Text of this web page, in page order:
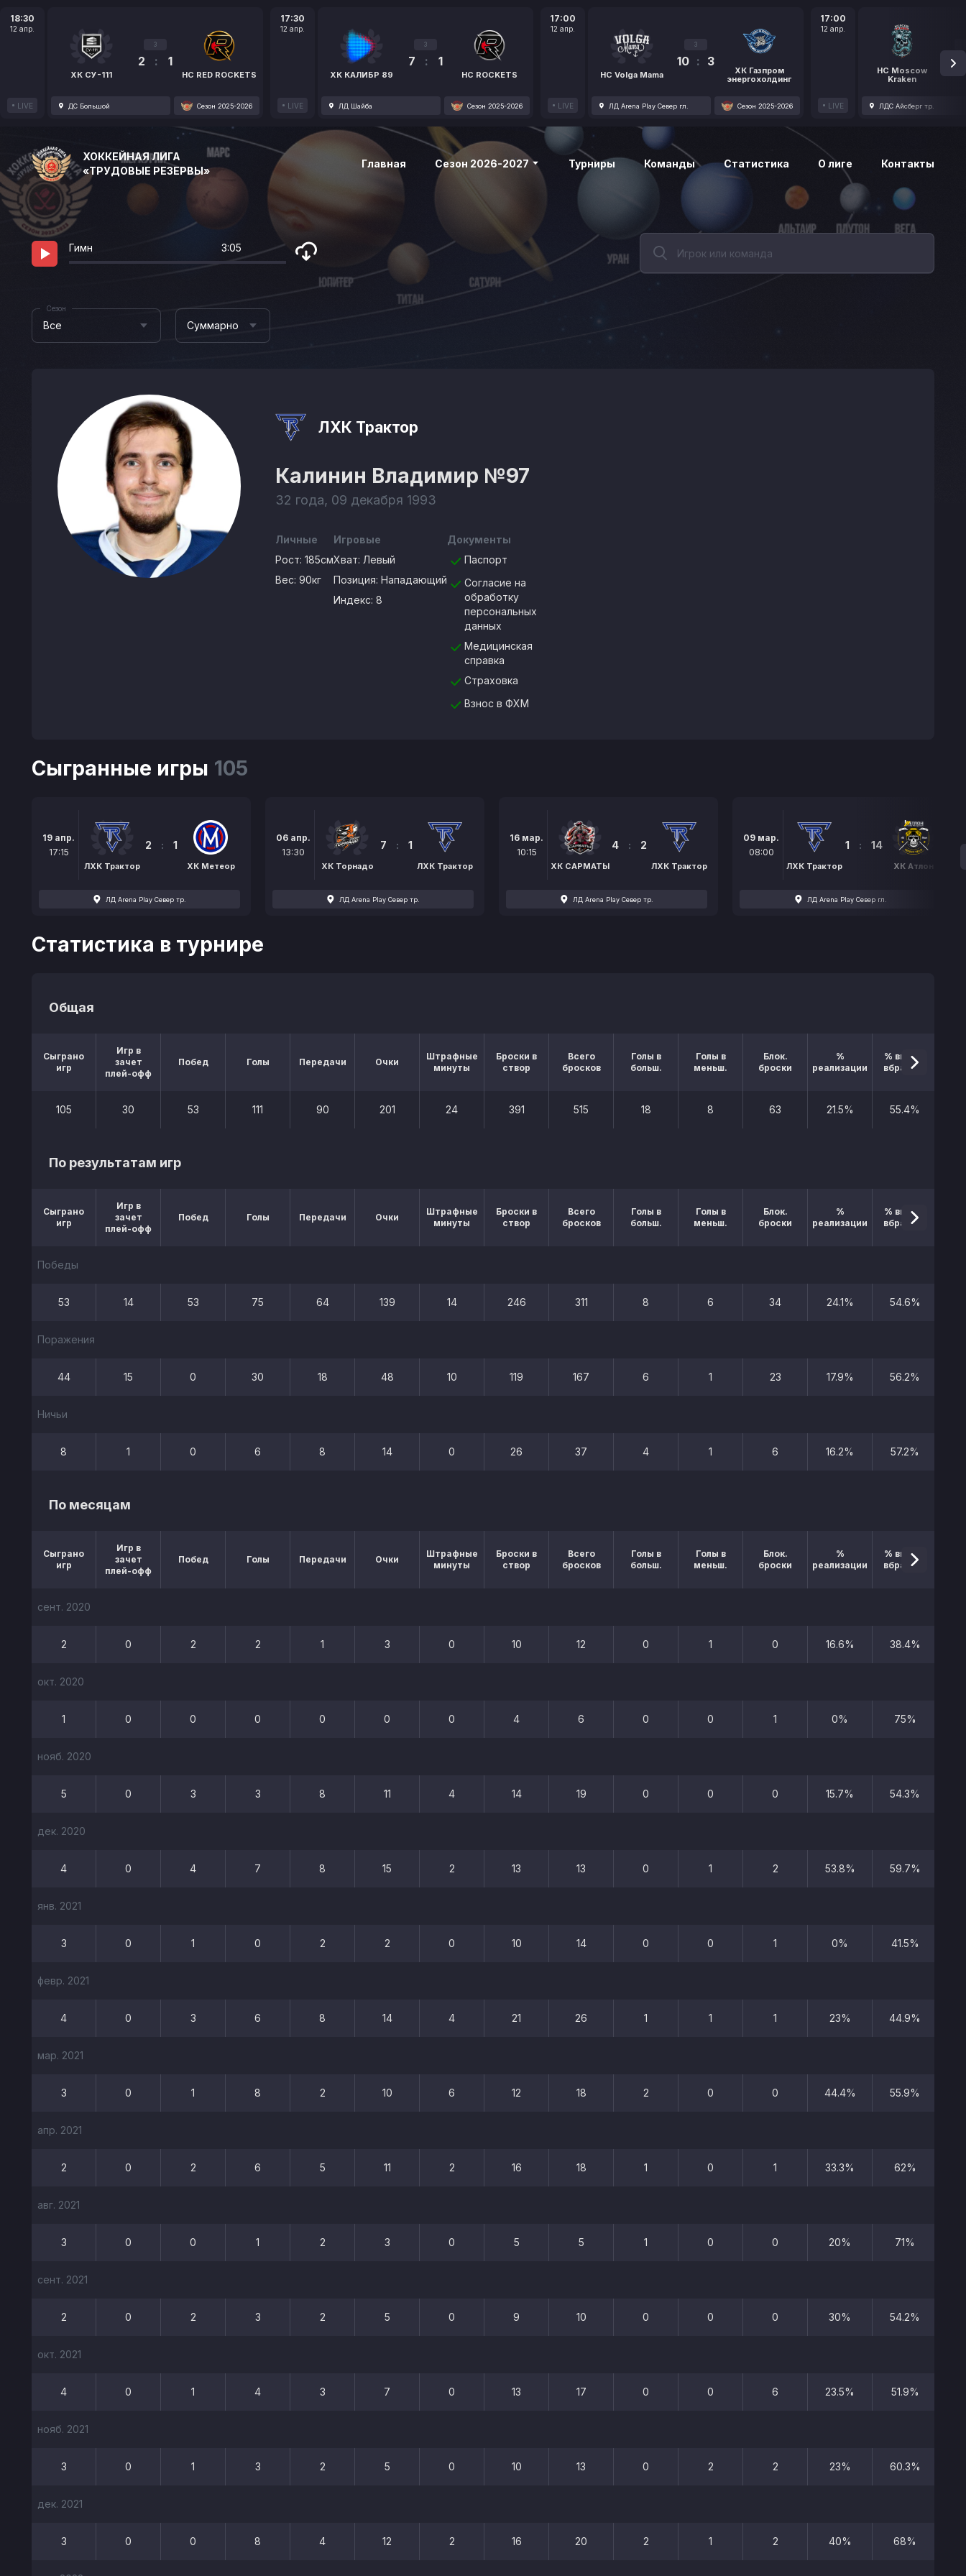
18:30
12 апр.
LIVE
ХК СУ-111
3
2 : 1
HC RED ROCKETS
ДС Большой Сезон 2025-2026
17:30
12 апр.
LIVE
ХК КАЛИБР 89
3
7 : 1
HC ROCKETS
ЛД Шайба Сезон 2025-2026
17:00
12 апр.
LIVE
HC Volga Mama
3
10 : 3
ХК Газпром
энергохолдинг
ЛД Arena Play Север гл. Сезон 2025-2026
17:00
12 апр.
LIVE
HC Moscow
Kraken
1
ЛДС Айсберг тр.
ХОККЕЙНАЯ ЛИГА
«ТРУДОВЫЕ РЕЗЕРВЫ»
Главная Сезон 2026-2027 Турниры Команды Статистика О лиге Контакты
Гимн 3:05
Все
Сезон
Суммарно
ЛХК Трактор
Калинин Владимир №97
32 года, 09 декабря 1993
Личные
Рост: 185см
Вес: 90кг
Игровые
Хват: Левый
Позиция: Нападающий
Индекс: 8
Документы
Паспорт
Согласие на
обработку
персональных
данных
Медицинская
справка
Страховка
Взнос в ФХМ
Сыгранные игры 105
19 апр.
17:15
ЛХК Трактор
2 : 1
ХК Метеор
ЛД Arena Play Север тр.
06 апр.
13:30
ХК Торнадо
7 : 1
ЛХК Трактор
ЛД Arena Play Север тр.
16 мар.
10:15
ХК САРМАТЫ
4 : 2
ЛХК Трактор
ЛД Arena Play Север тр.
09 мар.
08:00
ЛХК Трактор
1 : 14
ХК Атлон
ЛД Arena Play Север гл.
Статистика в турнире
Общая
Сыграно
игр
Игр в
зачет
плей-офф
Побед Голы Передачи Очки
Штрафные
минуты
Броски в
створ
Всего
бросков
Голы в
больш.
Голы в
меньш.
Блок.
броски
%
реализации
% выигр.
вбрасыв.
105 30 53 111 90 201 24 391 515 18 8 63 21.5% 55.4%
По результатам игр
Сыграно
игр
Игр в
зачет
плей-офф
Побед Голы Передачи Очки
Штрафные
минуты
Броски в
створ
Всего
бросков
Голы в
больш.
Голы в
меньш.
Блок.
броски
%
реализации
% выигр.
вбрасыв.
Победы
53 14 53 75 64 139 14 246 311 8 6 34 24.1% 54.6%
Поражения
44 15 0 30 18 48 10 119 167 6 1 23 17.9% 56.2%
Ничьи
8 1 0 6 8 14 0 26 37 4 1 6 16.2% 57.2%
По месяцам
Сыграно
игр
Игр в
зачет
плей-офф
Побед Голы Передачи Очки
Штрафные
минуты
Броски в
створ
Всего
бросков
Голы в
больш.
Голы в
меньш.
Блок.
броски
%
реализации
% выигр.
вбрасыв.
сент. 2020
2 0 2 2 1 3 0 10 12 0 1 0 16.6% 38.4%
окт. 2020
1 0 0 0 0 0 0 4 6 0 0 1 0% 75%
нояб. 2020
5 0 3 3 8 11 4 14 19 0 0 0 15.7% 54.3%
дек. 2020
4 0 4 7 8 15 2 13 13 0 1 2 53.8% 59.7%
янв. 2021
3 0 1 0 2 2 0 10 14 0 0 1 0% 41.5%
февр. 2021
4 0 3 6 8 14 4 21 26 1 1 1 23% 44.9%
мар. 2021
3 0 1 8 2 10 6 12 18 2 0 0 44.4% 55.9%
апр. 2021
2 0 2 6 5 11 2 16 18 1 0 1 33.3% 62%
авг. 2021
3 0 0 1 2 3 0 5 5 1 0 0 20% 71%
сент. 2021
2 0 2 3 2 5 0 9 10 0 0 0 30% 54.2%
окт. 2021
4 0 1 4 3 7 0 13 17 0 0 6 23.5% 51.9%
нояб. 2021
3 0 1 3 2 5 0 10 13 0 2 2 23% 60.3%
дек. 2021
3 0 0 8 4 12 2 16 20 2 1 2 40% 68%